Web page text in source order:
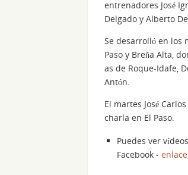
entrenadores José
Delgado y Alberto
Se desarrolló en los
Paso y Breña Alta,
as de Roque-Idafe,
Antón.
El martes José
charla en El Paso.
Puedes ver
Facebook - enlace